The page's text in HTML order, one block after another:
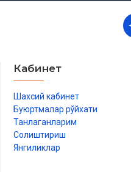
Кабинет
Шахсий кабинет
Буюртмалар рўйхати
Танлаганларим
Солиштириш
Янгиликлар